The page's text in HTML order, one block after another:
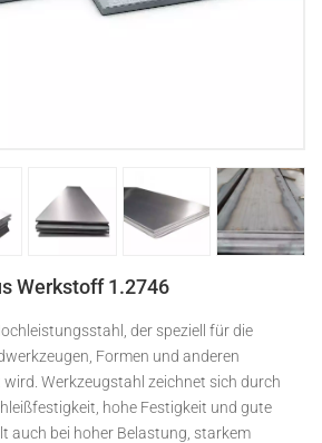
Nederlands
Werkstoff 1.2746
der speziell für die
Formen und anderen
Werkzeugstahl zeichnet sich durch
hohe Festigkeit und gute
auch bei hoher Belastung, starkem